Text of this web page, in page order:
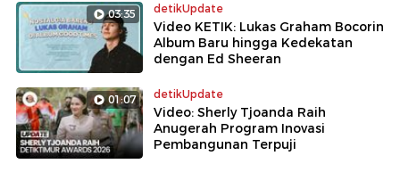
03:35 detikUpdate
Video KETIK: Lukas Graham Bocorin
Album Baru hingga Kedekatan
dengan Ed Sheeran
01:07 detikUpdate
Video: Sherly Tjoanda Raih
Anugerah Program Inovasi
Pembangunan Terpuji